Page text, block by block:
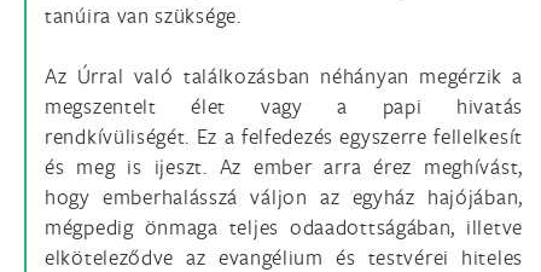
tanúira van szüksége.
Az Úrral való találkozásban néhányan megérzik a
megszentelt élet vagy a papi hivatás
rendkívüliségét. Ez a felfedezés egyszerre fellelkesít
és meg is ijeszt. Az ember arra érez meghívást,
hogy emberhalásszá váljon az egyház hajójában,
mégpedig önmaga teljes odaadottságában, illetve
elköteleződve az evangélium és testvérei hiteles